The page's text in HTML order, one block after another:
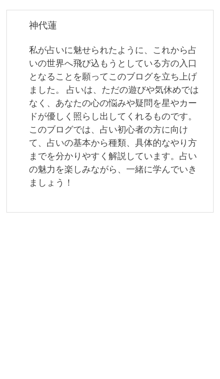
ー
神代蓮
私が占いに魅せられたように、これから占
いの世界へ飛び込もうとしている方の入口
となることを願ってこのブログを立ち上げ
ました。 占いは、ただの遊びや気休めでは
なく、あなたの心の悩みや疑問を星やカー
ドが優しく照らし出してくれるものです。
このブログでは、占い初心者の方に向け
て、占いの基本から種類、具体的なやり方
までを分かりやすく解説しています。占い
の魅力を楽しみながら、一緒に学んでいき
ましょう！